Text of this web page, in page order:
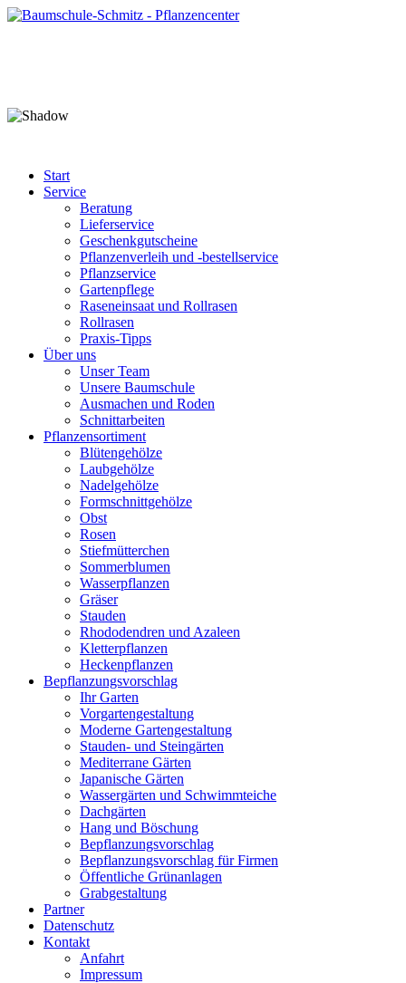
Start
Service
Beratung
Lieferservice
Geschenkgutscheine
Pflanzenverleih und -bestellservice
Pflanzservice
Gartenpflege
Raseneinsaat und Rollrasen
Rollrasen
Praxis-Tipps
Über uns
Unser Team
Unsere Baumschule
Ausmachen und Roden
Schnittarbeiten
Pflanzensortiment
Blütengehölze
Laubgehölze
Nadelgehölze
Formschnittgehölze
Obst
Rosen
Stiefmütterchen
Sommerblumen
Wasserpflanzen
Gräser
Stauden
Rhododendren und Azaleen
Kletterpflanzen
Heckenpflanzen
Bepflanzungsvorschlag
Ihr Garten
Vorgartengestaltung
Moderne Gartengestaltung
Stauden- und Steingärten
Mediterrane Gärten
Japanische Gärten
Wassergärten und Schwimmteiche
Dachgärten
Hang und Böschung
Bepflanzungsvorschlag
Bepflanzungsvorschlag für Firmen
Öffentliche Grünanlagen
Grabgestaltung
Partner
Datenschutz
Kontakt
Anfahrt
Impressum